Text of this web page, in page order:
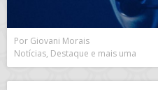
Por Giovani Morais
Notícias, Destaque e mais uma